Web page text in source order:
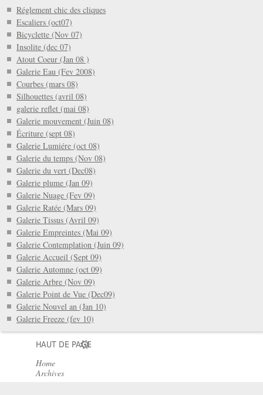
Réglement chic des cliques
Escaliers (oct07)
Bicyclette (Nov 07)
Insolite (dec 07)
Atout Coeur (Jan 08 )
Galerie Eau (Fev 2008)
Courbes (mars 08)
Silhouettes (avril 08)
galerie reflet (mai 08)
Galerie mouvement (Juin 08)
Écriture (sept 08)
Galerie Lumiére (oct 08)
Galerie du temps (Nov 08)
Galerie du vert (Dec08)
Galerie plume (Jan 09)
Galerie Nuage (Fev 09)
Galerie Ratée (Mars 09)
Galerie Tissus (Avril 09)
Galerie Empreintes (Mai 09)
Galerie Contemplation (Juin 09)
Galerie Accueil (Sept 09)
Galerie Automne (oct 09)
Galerie Arbre (Nov 09)
Galerie Point de Vue (Dec09)
Galerie Nouvel an (Jan 10)
Galerie Freeze (fev 10)
HAUT DE PAGE
Home
Archives